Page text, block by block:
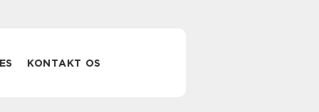
KONTAKT OS